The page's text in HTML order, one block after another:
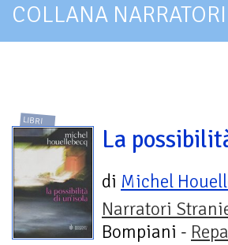
COLLANA
LIBRI
La
di Michel
Narratori
Bompiani -